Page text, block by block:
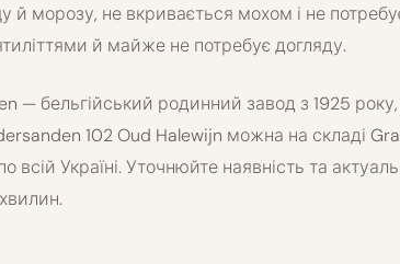
й морозу, не вкривається мохом і не
й майже не потребує догляду.
— бельгійський родинний завод з 1925
102 Oud Halewijn можна на складі
всій Україні. Уточнюйте наявність та